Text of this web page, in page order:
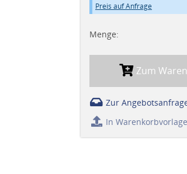
Preis auf Anfrage
Menge:
Zum
Zur
In